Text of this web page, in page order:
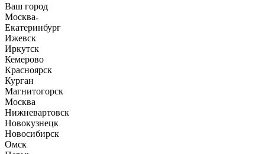
Ваш город
Москва
Екатеринбург
Ижевск
Иркутск
Кемерово
Красноярск
Курган
Магнитогорск
Москва
Нижневартовск
Новокузнецк
Новосибирск
Омск